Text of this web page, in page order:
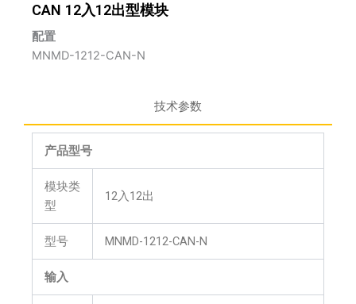
CAN 12入12出型模块
配置
MNMD-1212-CAN-N
技术参数
产品型号
模块类
型
12入12出
型号 MNMD-1212-CAN-N
输入